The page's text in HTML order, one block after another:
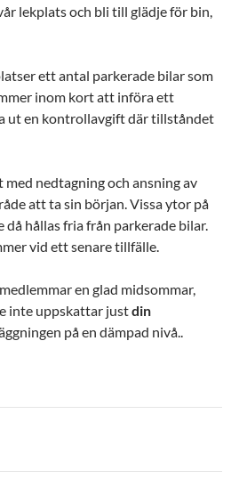
lekplats och bli till glädje för bin,
ett antal parkerade bilar som
inom kort att införa ett
ut en kontrollavgift där tillståndet
nedtagning och ansning av
att ta sin början. Vissa ytor på
hållas fria från parkerade bilar.
vid ett senare tillfälle.
en glad midsommar,
inte uppskattar justdin
på en dämpad nivå..